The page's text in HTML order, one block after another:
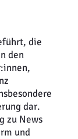
die
den
dar.
zu News
und